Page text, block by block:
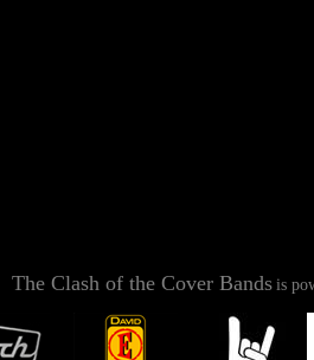
The Clash of the Cover Bands is